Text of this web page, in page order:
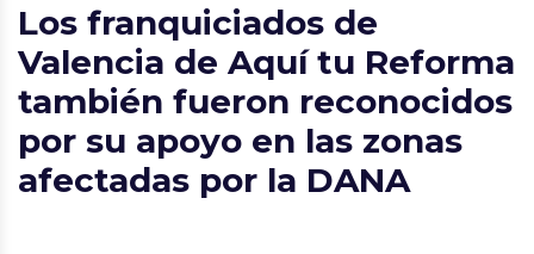
Los franquiciados de
Valencia de Aquí tu Reforma
también fueron reconocidos
por su apoyo en las zonas
afectadas por la DANA